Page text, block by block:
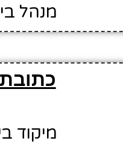
מנהל
מיקוד בית